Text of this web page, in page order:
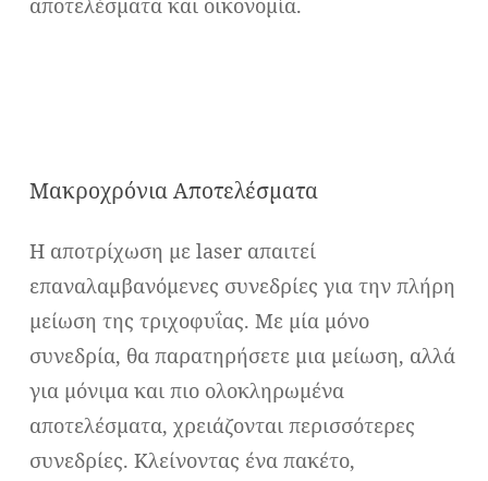
αποτελέσματα και οικονομία.
Μακροχρόνια Αποτελέσματα
Η αποτρίχωση με laser απαιτεί
επαναλαμβανόμενες συνεδρίες για την πλήρη
μείωση της τριχοφυΐας. Με μία μόνο
συνεδρία, θα παρατηρήσετε μια μείωση, αλλά
για μόνιμα και πιο ολοκληρωμένα
αποτελέσματα, χρειάζονται περισσότερες
συνεδρίες. Κλείνοντας ένα πακέτο,